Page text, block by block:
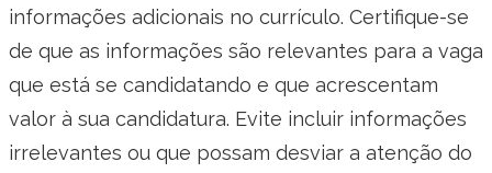
informações adicionais no currículo. Certifique-se
de que as informações são relevantes para a vaga
que está se candidatando e que acrescentam
valor à sua candidatura. Evite incluir informações
irrelevantes ou que possam desviar a atenção do